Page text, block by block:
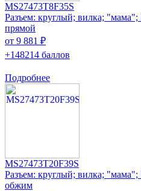
MS27473T8F35S
Разъем: круглый; вилка;
прямой
от 9 881 ₽
+148214 баллов
Подробнее
MS27473T20F39S
Разъем: круглый; вилка;
обжим